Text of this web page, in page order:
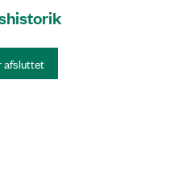
afsluttet